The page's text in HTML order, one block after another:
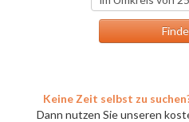
Keine Zeit selbst zu
Dann nutzen Sie unseren